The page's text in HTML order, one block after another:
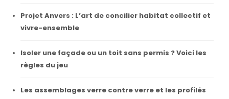
Projet Anvers : L’art de concilier habitat collectif et
vivre-ensemble
Isoler une façade ou un toit sans permis ? Voici les
règles du jeu
Les assemblages verre contre verre et les profilés